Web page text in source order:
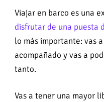
Viajar en barco es una
disfrutar de una puesta
lo más importante: vas
acompañado y vas a
tanto.
Vas a tener una mayor